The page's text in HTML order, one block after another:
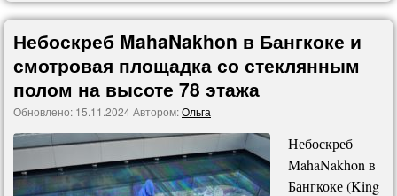
Небоскреб MahaNakhon в Бангкоке и
смотровая площадка со стеклянным
полом на высоте 78 этажа
Обновлено: 15.11.2024Автором:Ольга
Небоскреб
MahaNakhon в
Бангкоке (King